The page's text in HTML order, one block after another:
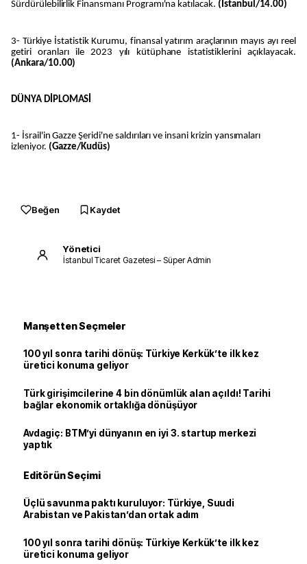
Sürdürülebilirlik Finansmanı Programı'na katılacak. (İstanbul/14.00)
3- Türkiye İstatistik Kurumu, finansal yatırım araçlarının mayıs ayı reel
getiri oranları ile 2023 yılı kütüphane istatistiklerini açıklayacak.
(Ankara/10.00)
DÜNYA DİPLOMASİ
1- İsrail'in Gazze Şeridi'ne saldırıları ve insani krizin yansımaları
izleniyor. (Gazze/Kudüs)
Beğen Kaydet
Yönetici
İstanbul Ticaret Gazetesi – Süper Admin
Manşetten Seçmeler
100 yıl sonra tarihi dönüş: Türkiye Kerkük’te ilk kez
üretici konuma geliyor
Türk girişimcilerine 4 bin dönümlük alan açıldı! Tarihi
bağlar ekonomik ortaklığa dönüşüyor
Avdagiç: BTM’yi dünyanın en iyi 3. startup merkezi
yaptık
Editörün Seçimi
Üçlü savunma paktı kuruluyor: Türkiye, Suudi
Arabistan ve Pakistan’dan ortak adım
100 yıl sonra tarihi dönüş: Türkiye Kerkük’te ilk kez
üretici konuma geliyor